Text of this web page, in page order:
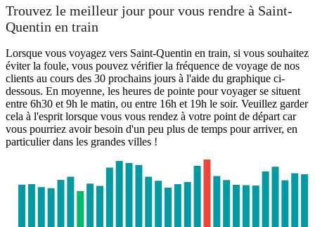
Trouvez le meilleur jour pour vous rendre à Saint-
Quentin en train
Lorsque vous voyagez vers Saint-Quentin en train, si vous souhaitez
éviter la foule, vous pouvez vérifier la fréquence de voyage de nos
clients au cours des 30 prochains jours à l'aide du graphique ci-
dessous. En moyenne, les heures de pointe pour voyager se situent
entre 6h30 et 9h le matin, ou entre 16h et 19h le soir. Veuillez garder
cela à l'esprit lorsque vous vous rendez à votre point de départ car
vous pourriez avoir besoin d'un peu plus de temps pour arriver, en
particulier dans les grandes villes !